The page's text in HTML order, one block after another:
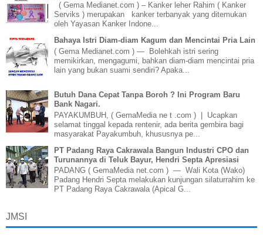
( Gema Medianet.com ) – Kanker leher Rahim ( Kanker
Serviks ) merupakan kanker terbanyak yang ditemukan
oleh Yayasan Kanker Indone...
Bahaya Istri Diam-diam Kagum dan Mencintai Pria Lain
( Gema Medianet.com ) — Bolehkah istri sering
memikirkan, mengagumi, bahkan diam-diam mencintai pria
lain yang bukan suami sendiri? Apaka...
Butuh Dana Cepat Tanpa Boroh ? Ini Program Baru
Bank Nagari.
PAYAKUMBUH, ( GemaMedia ne t .com ) | Ucapkan
selamat tinggal kepada rentenir, ada berita gembira bagi
masyarakat Payakumbuh, khususnya pe...
PT Padang Raya Cakrawala Bangun Industri CPO dan
Turunannya di Teluk Bayur, Hendri Septa Apresiasi
PADANG ( GemaMedia net.com ) — Wali Kota (Wako)
Padang Hendri Septa melakukan kunjungan silaturrahim ke
PT Padang Raya Cakrawala (Apical G...
JMSI